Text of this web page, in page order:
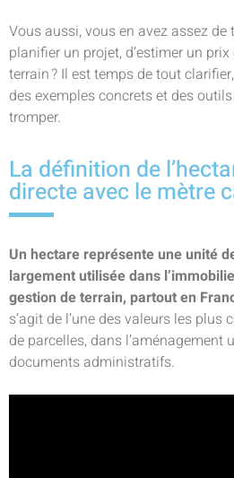
Vous aussi, vous en avez assez
planifier un projet, d’estimer un prix
terrain ? Il est temps de tout
des exemples concrets et des
tromper.
La définition de
directe avec le mètre
Un hectare représente une unité
largement utilisée dans
gestion de terrain, partout en
s’agit de l’une des valeurs les
de parcelles, dans l’aménagement
documents administratifs.